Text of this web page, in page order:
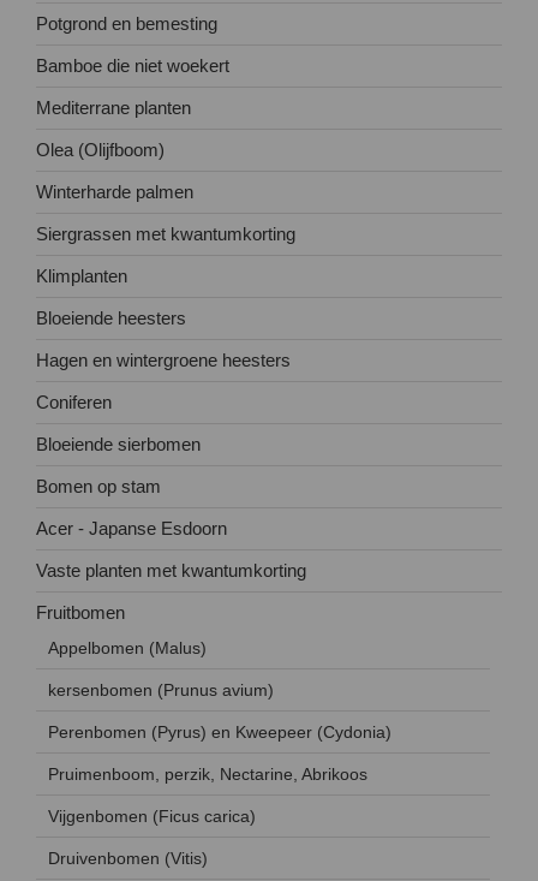
Potgrond en bemesting
Bamboe die niet woekert
Mediterrane planten
Olea (Olijfboom)
Winterharde palmen
Siergrassen met kwantumkorting
Klimplanten
Bloeiende heesters
Hagen en wintergroene heesters
Coniferen
Bloeiende sierbomen
Bomen op stam
Acer - Japanse Esdoorn
Vaste planten met kwantumkorting
Fruitbomen
Appelbomen (Malus)
kersenbomen (Prunus avium)
Perenbomen (Pyrus) en Kweepeer (Cydonia)
Pruimenboom, perzik, Nectarine, Abrikoos
Vijgenbomen (Ficus carica)
Druivenbomen (Vitis)